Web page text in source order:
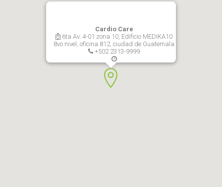
Cardio Care
6ta Av. 4-01 zona 10, Edificio MEDIKA10
8vo nivel, oficina 812, ciudad de Guatemala
+502 2313-9999